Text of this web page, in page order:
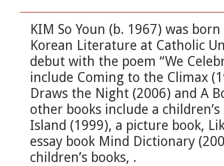
KIM So Youn (b. 1967) was
Korean Literature at Catholic
debut with the poem “We
include Coming to the Climax
Draws the Night (2006) and A
other books include a
Island (1999), a picture book,
essay book Mind Dictionary
children’s books, .